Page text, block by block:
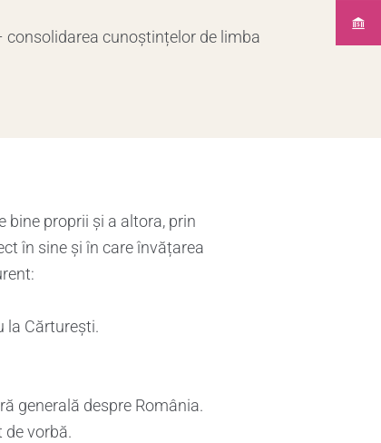
cunoștințelor de limba
bine proprii și a altora, prin
în sine și în care învățarea
la Cărturești.
generală despre România.
vorbă.